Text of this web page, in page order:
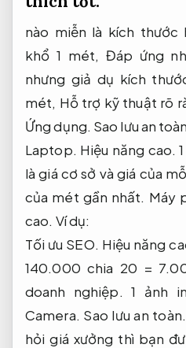
nào miễn là kích thước
khổ 1 mét, Đáp ứng
nhưng giả dụ kích
mét, Hỗ trợ kỹ thuật rõ
Ứng dụng. Sao lưu an
Laptop. Hiệu năng cao.
là giá cơ sở và giá của
của mét gần nhất. Máy
cao. Ví dụ:
Tối ưu SEO. Hiệu năng
140.000 chia 20 =
doanh nghiệp. 1 ảnh
Camera. Sao lưu an toàn.
hỏi giá xưởng thì bạn